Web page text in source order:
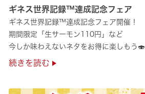
ギネス世界記録™達成記念フェア
ギネス世界記録™達成記念フェア開催！
期間限定「生サーモン110円」など
今しか味わえないネタをお得に楽しもう🍣
是非お越しください✨
続きを読む